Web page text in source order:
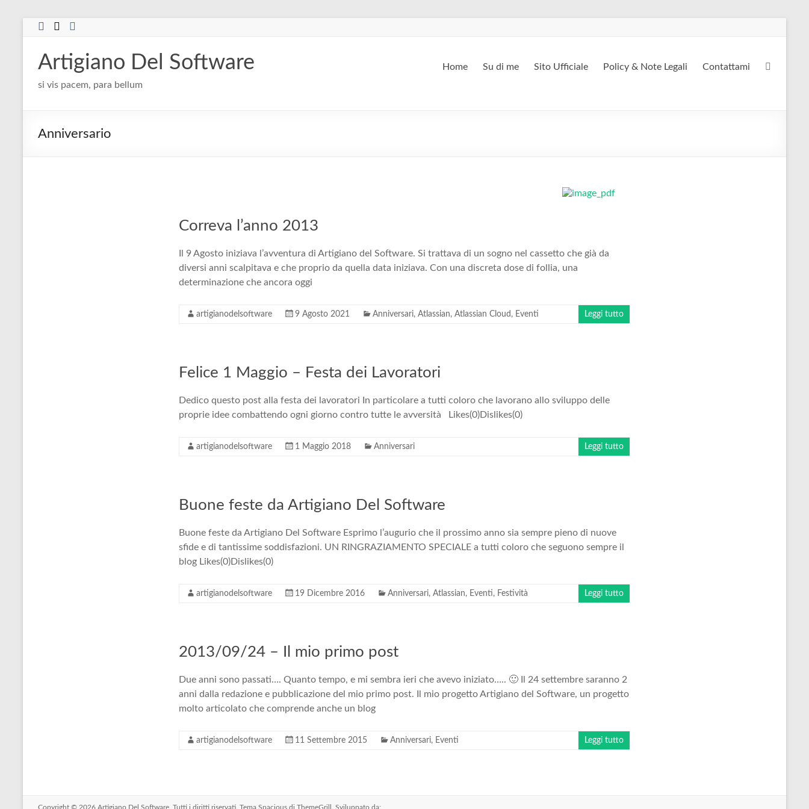
Salta
Artigiano Del Software
si vis pacem, para bellum
Home Su di me Sito Ufficiale Policy & Note Legali Contattami
Anniversario
Correva l’anno 2013
Il 9 Agosto iniziava l’avventura di Artigiano del Software. Si trattava di un sogno nel cassetto che già da
diversi anni scalpitava e che proprio da quella data iniziava. Con una discreta dose di follia, una
determinazione che ancora oggi
artigianodelsoftware 9 Agosto 2021 Anniversari, Atlassian, Atlassian Cloud , Eventi Leggi tutto
Felice 1 Maggio – Festa dei Lavoratori
Dedico questo post alla festa dei lavoratori In particolare a tutti coloro che lavorano allo sviluppo delle
proprie idee combattendo ogni giorno contro tutte le avversità Likes(0)Dislikes(0)
artigianodelsoftware 1 Maggio 2018 Anniversari Leggi tutto
Buone feste da Artigiano Del Software
Buone feste da Artigiano Del Software Esprimo l’augurio che il prossimo anno sia sempre pieno di nuove
sfide e di tantissime soddisfazioni. UN RINGRAZIAMENTO SPECIALE a tutti coloro che seguono sempre il
blog Likes(0)Dislikes(0)
artigianodelsoftware 19 Dicembre 2016 Anniversari, Atlassian, Eventi, Festività Leggi tutto
2013/09/24 – Il mio primo post
Due anni sono passati…. Quanto tempo, e mi sembra ieri che avevo iniziato….. 🙂 Il 24 settembre saranno 2
anni dalla redazione e pubblicazione del mio primo post. Il mio progetto Artigiano del Software, un progetto
molto articolato che comprende anche un blog
artigianodelsoftware 11 Settembre 2015 Anniversari, Eventi Leggi tutto
Copyright © 2026 Artigiano Del Software . Tutti i diritti riservati. Tema Spacious di ThemeGrill. Sviluppato da: